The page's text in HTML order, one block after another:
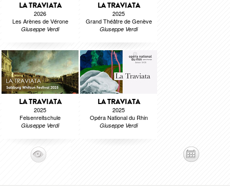
LA TRAVIATA
2026
Les Arènes de Vérone
Giuseppe Verdi
LA TRAVIATA
2025
Grand Théâtre de Genève
Giuseppe Verdi
LA TRAVIATA
2025
Felsenreitschule
Giuseppe Verdi
LA TRAVIATA
2025
Opéra National du Rhin
Giuseppe Verdi